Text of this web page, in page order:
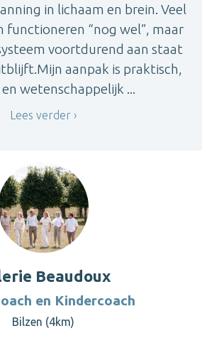
in lichaam en brein. Veel
functioneren “nog wel”, maar
voortdurend aan staat
aanpak is praktisch,
wetenschappelijk ...
Lees verder
Beaudoux
en Kindercoach
Bilzen (4km)